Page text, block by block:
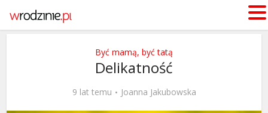
Być mamą, być tatą
Delikatność
9 lat temu Joanna Jakubowska